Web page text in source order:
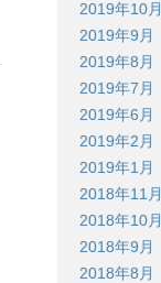
2019年10月
2019年9月
2019年8月
2019年7月
2019年6月
2019年2月
2019年1月
2018年11月
2018年10月
2018年9月
2018年8月